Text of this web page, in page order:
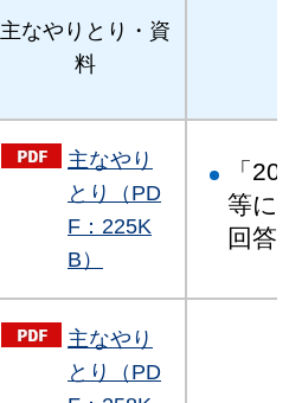
主なやりとり・資
料
主なやり
とり（PD
F：225K
B）
「
等に
回答
主なやり
とり（PD